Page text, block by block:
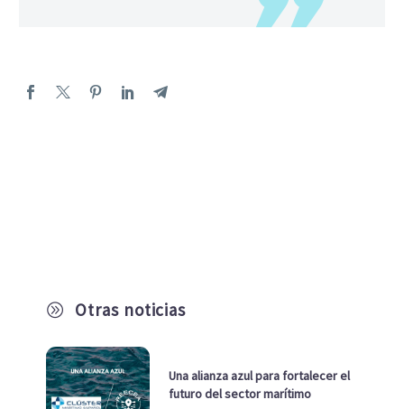
A Otras noticias
Una alianza azul para fortalecer el
futuro del sector marítimo